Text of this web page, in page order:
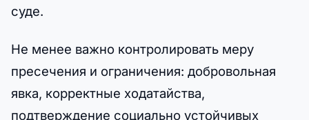
суде.
Не менее важно контролировать меру
пресечения и ограничения: добровольная
явка, корректные ходатайства,
подтверждение социально устойчивых